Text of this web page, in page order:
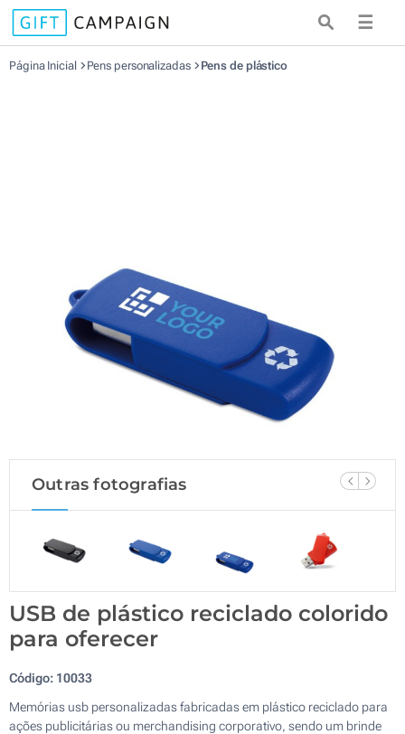
☰
Página Inicial Pens personalizadas Pens de plástico
Outras fotografias
USB de plástico reciclado colorido
para oferecer
Código: 10033
Memórias usb personalizadas fabricadas em plástico reciclado para
ações publicitárias ou merchandising corporativo, sendo um brinde